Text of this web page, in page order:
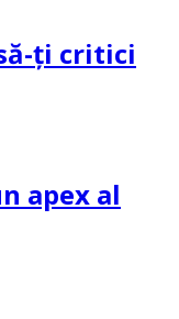
ți critici
apex al